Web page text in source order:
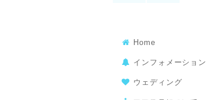
Home
インフォメーション
ウェディング